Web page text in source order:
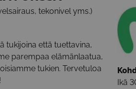
tekonivel yms.)
tukijoina että tuettavina,
parempaa elämänlaatua,
tukien. Tervetuloa
Ikä